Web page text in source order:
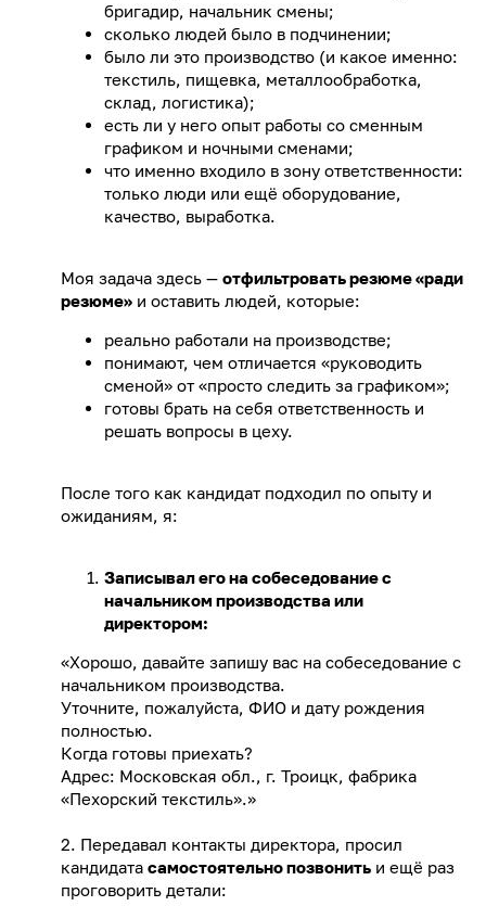
бригадир, начальник смены;
сколько людей было в подчинении;
было ли это производство (и какое именно:
текстиль, пищевка, металлообработка,
склад, логистика);
есть ли у него опыт работы со сменным
графиком и ночными сменами;
что именно входило в зону ответственности:
только люди или ещё оборудование,
качество, выработка.
Моя задача здесь — отфильтровать резюме «ради
резюме» и оставить людей, которые:
реально работали на производстве;
понимают, чем отличается «руководить
сменой» от «просто следить за графиком»;
готовы брать на себя ответственность и
решать вопросы в цеху.
После того как кандидат подходил по опыту и
ожиданиям, я:
Записывал его на собеседование с
начальником производства или
директором:
«Хорошо, давайте запишу вас на собеседование с
начальником производства.
Уточните, пожалуйста, ФИО и дату рождения
полностью.
Когда готовы приехать?
Адрес: Московская обл., г. Троицк, фабрика
«Пехорский текстиль».»
2. Передавал контакты директора, просил
кандидата самостоятельно позвонить и ещё раз
проговорить детали: